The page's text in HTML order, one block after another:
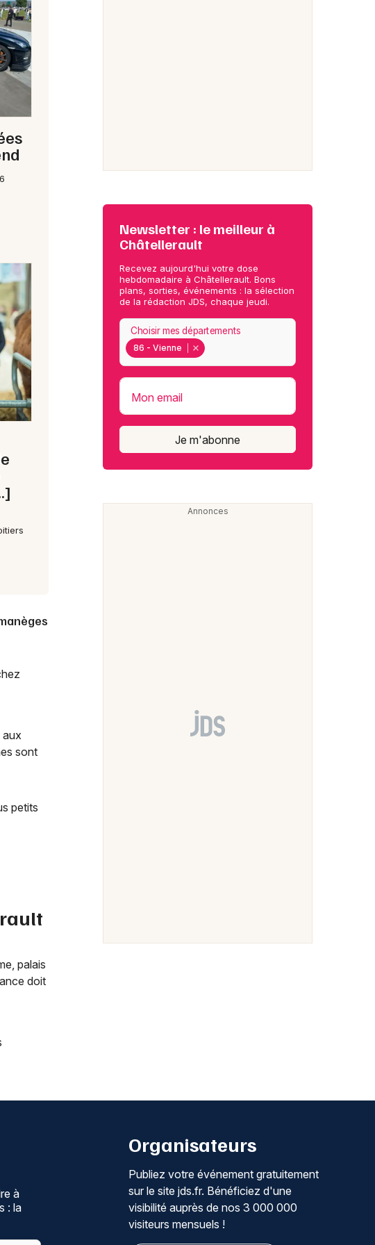
aux
sont
petits
palais
doit
Newsletter : le meilleur à
Châtellerault
Recevez aujourd'hui votre dose
hebdomadaire à Châtellerault. Bons
plans, sorties, événements : la sélection
de la rédaction JDS, chaque jeudi.
86 - Vienne
Choisir mes départements
Mon email
Je m'abonne
à
: la
Organisateurs
Publiez votre événement gratuitement
sur le site jds.fr. Bénéficiez d'une
visibilité auprès de nos 3 000 000
visiteurs mensuels !